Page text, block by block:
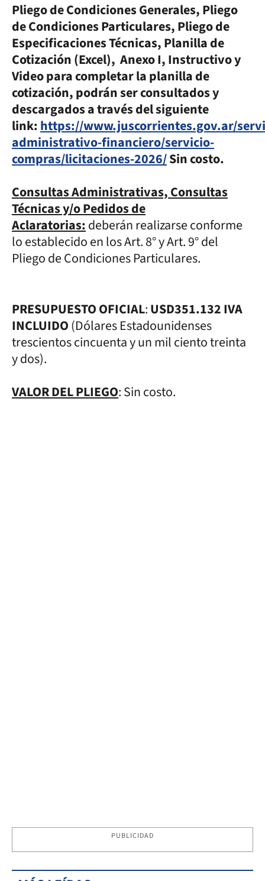
Pliego de Condiciones Generales, Pliego
de Condiciones Particulares, Pliego de
Especificaciones Técnicas, Planilla de
Cotización (Excel), Anexo I, Instructivo y
Video para completar la planilla de
cotización, podrán ser consultados y
descargados a través del siguiente
link:https://www.juscorrientes.gov.ar/
administrativo-financiero/servicio-
compras/licitaciones-2026/Sin costo.
Consultas Administrativas, Consultas
Técnicas y/o Pedidos de
Aclaratorias:deberán realizarse conforme
lo establecido en los Art. 8° y Art. 9° del
Pliego de Condiciones Particulares.
PRESUPUESTO OFICIAL:USD351.132 IVA
INCLUIDO(Dólares Estadounidenses
trescientos cincuenta y un mil ciento treinta
y dos).
VALOR DEL PLIEGO: Sin costo.
PUBLICIDAD